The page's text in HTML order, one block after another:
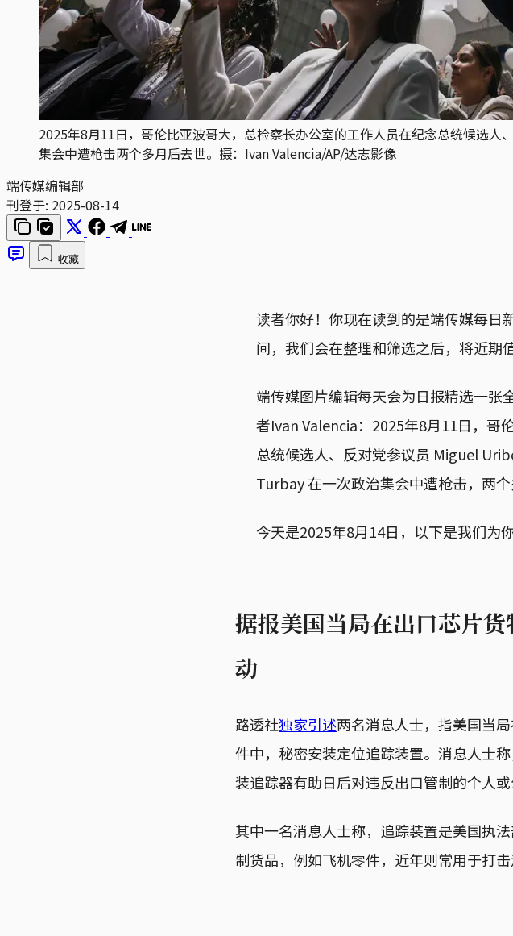
2025年8月11日，哥伦比亚波哥大，总检察长办公室的工作人员在纪念总统候选
集会中遭枪击两个多月后去世。摄：Ivan Valencia/AP/达志影像
端传媒编辑部
刊登于: 2025-08-14
收藏
读者你好！你现在读到的是端传媒每
间，我们会在整理和筛选之后，将近期
端传媒图片编辑每天会为日报精选一张
者Ivan Valencia：2025年8月11日，哥
总统候选人、反对党参议员 Miguel
Turbay 在一次政治集会中遭枪击，两个
今天是2025年8月14日，以下是我们为
据报美国当局在出口芯片
动
路透社独家引述两名消息人士，指美国当
件中，秘密安装定位追踪装置。消息人士
装追踪器有助日后对违反出口管制的个人或
其中一名消息人士称，追踪装置是美国执
制货品，例如飞机零件，近年则常用于打击